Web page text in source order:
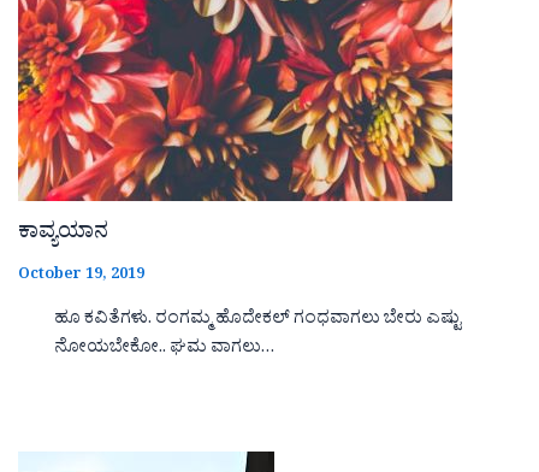
ಕಾವ್ಯಯಾನ
October 19, 2019
ಹೂ ಕವಿತೆಗಳು. ರಂಗಮ್ಮ ಹೊದೇಕಲ್ ಗಂಧವಾಗಲು ಬೇರು ಎಷ್ಟು
ನೋಯಬೇಕೋ.. ಘಮ ವಾಗಲು…